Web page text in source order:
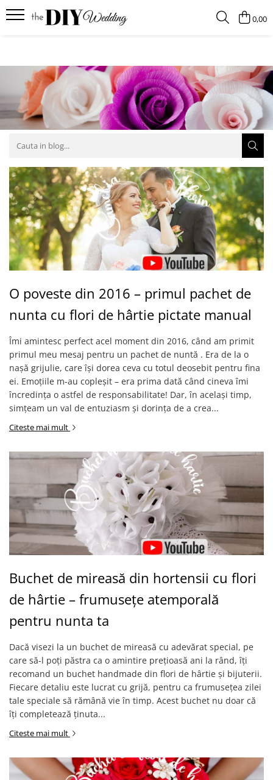
Buchete
Lumanari
Pahare
Bratari
Brose
0,00
O poveste din 2016 – primul pachet de
nunta cu flori de hârtie pictate manual
Îmi amintesc perfect acel moment din 2016, când am primit
primul meu mesaj pentru un pachet de nuntă . Era de la o
nașă grijulie, care își dorea ceva cu totul deosebit pentru fina
ei. Emoțiile m-au copleșit – era prima dată când cineva îmi
încredința o astfel de responsabilitate! Dar, în același timp,
simțeam un val de entuziasm și dorința de a crea...
Citeste mai mult
Buchet de mireasă din hortensii cu flori
de hârtie – frumusețe atemporală
pentru nunta ta
Dacă visezi la un buchet de mireasă cu adevărat special, pe
care să-l poți păstra ca o amintire prețioasă ani la rând, îți
recomand un buchet handmade din flori de hârtie și bijuterii.
Fiecare detaliu este lucrat cu grijă, pentru ca frumusețea zilei
tale speciale să rămână vie în timp. Acest buchet nu doar că
îți completează ținuta...
Citeste mai mult